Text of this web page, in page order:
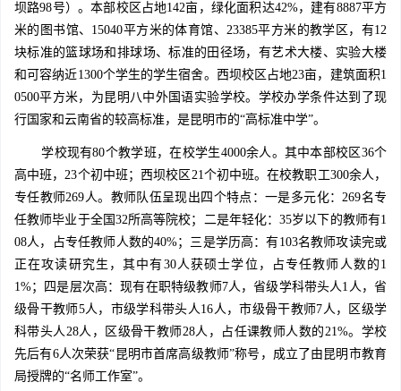
坝路98号）。本部校区占地142亩，绿化面积达42%，建有8887平方
米的图书馆、15040平方米的体育馆、23385平方米的教学区，有12
块标准的篮球场和排球场、标准的田径场，有艺术大楼、实验大楼
和可容纳近1300个学生的学生宿舍。西坝校区占地23亩，建筑面积1
0500平方米，为昆明八中外国语实验学校。学校办学条件达到了现
行国家和云南省的较高标准，是昆明市的“高标准中学”。
学校现有80个教学班，在校学生4000余人。其中本部校区36个
高中班，23个初中班；西坝校区21个初中班。在校教职工300余人，
专任教师269人。教师队伍呈现出四个特点：一是多元化：269名专
任教师毕业于全国32所高等院校；二是年轻化：35岁以下的教师有1
08人，占专任教师人数的40%；三是学历高：有103名教师攻读完或
正在攻读研究生，其中有30人获硕士学位，占专任教师人数的1
1%；四是层次高：现有在职特级教师7人，省级学科带头人1人，省
级骨干教师5人，市级学科带头人16人，市级骨干教师7人，区级学
科带头人28人，区级骨干教师28人，占任课教师人数的21%。学校
先后有6人次荣获“昆明市首席高级教师”称号，成立了由昆明市教育
局授牌的“名师工作室”。